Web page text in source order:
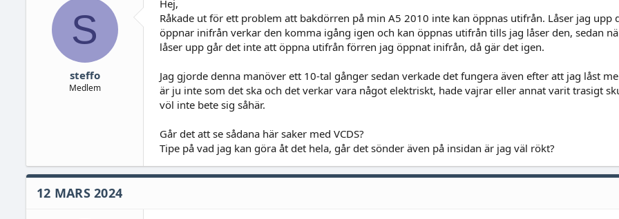
S
steffo
Medlem
Hej,
Råkade ut för ett problem att bakdörren på min A5 2010 inte kan öppnas utifrån. Låser jag upp
öppnar inifrån verkar den komma igång igen och kan öppnas utifrån tills jag låser den, sedan
låser upp går det inte att öppna utifrån förren jag öppnat inifrån, då gär det igen.
Jag gjorde denna manöver ett 10-tal gånger sedan verkade det fungera även efter att jag låst
är ju inte som det ska och det verkar vara något elektriskt, hade vajrar eller annat varit trasigt
völ inte bete sig såhär.
Går det att se sådana här saker med VCDS?
Tipe på vad jag kan göra åt det hela, går det sönder även på insidan är jag väl rökt?
12 MARS 2024